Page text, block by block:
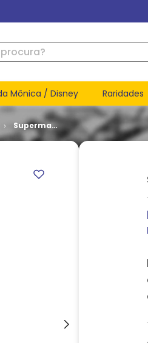
Mônica / Disney Raridades
Superman
- Sacrifice